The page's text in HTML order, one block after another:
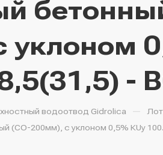
-
водоотвод Gidrolica —
(СО-200мм), с уклоном 0,5% КUу